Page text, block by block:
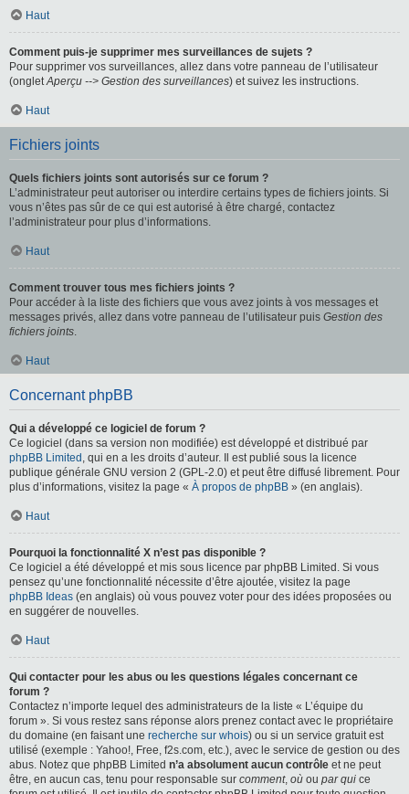
Haut
Comment puis-je supprimer mes surveillances de sujets ?
Pour supprimer vos surveillances, allez dans votre panneau de l’utilisateur
(ongletAperçu --> Gestion des surveillances) et suivez les instructions.
Haut
Fichiers joints
Quels fichiers joints sont autorisés sur ce forum ?
L’administrateur peut autoriser ou interdire certains types de fichiers joints. Si
vous n’êtes pas sûr de ce qui est autorisé à être chargé, contactez
l’administrateur pour plus d’informations.
Haut
Comment trouver tous mes fichiers joints ?
Pour accéder à la liste des fichiers que vous avez joints à vos messages et
messages privés, allez dans votre panneau de l’utilisateur puis Gestion des
fichiers joints.
Haut
Concernant phpBB
Qui a développé ce logiciel de forum ?
Ce logiciel (dans sa version non modifiée) est développé et distribué par
phpBB Limited , qui en a les droits d’auteur. Il est publié sous la licence
publique générale GNU version 2 (GPL-2.0) et peut être diffusé librement. Pour
plus d’informations, visitez la page « À propos de phpBB » (en anglais).
Haut
Pourquoi la fonctionnalité X n’est pas disponible ?
Ce logiciel a été développé et mis sous licence par phpBB Limited. Si vous
pensez qu’une fonctionnalité nécessite d’être ajoutée, visitez la page
phpBB Ideas (en anglais) où vous pouvez voter pour des idées proposées ou
en suggérer de nouvelles.
Haut
Qui contacter pour les abus ou les questions légales concernant ce
forum ?
Contactez n’importe lequel des administrateurs de la liste « L’équipe du
forum ». Si vous restez sans réponse alors prenez contact avec le propriétaire
du domaine (en faisant une recherche sur whois) ou si un service gratuit est
utilisé (exemple : Yahoo!, Free, f2s.com, etc.), avec le service de gestion ou des
abus. Notez que phpBB Limited n’a absolument aucun contrôle et ne peut
être, en aucun cas, tenu pour responsable sur comment, où ou par qui ce